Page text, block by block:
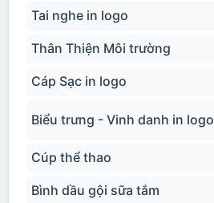
Tai nghe in logo
Thân Thiện Môi trường
Cáp Sạc in logo
Biểu trưng - Vinh danh in logo
Cúp thể thao
Bình dầu gội sữa tắm